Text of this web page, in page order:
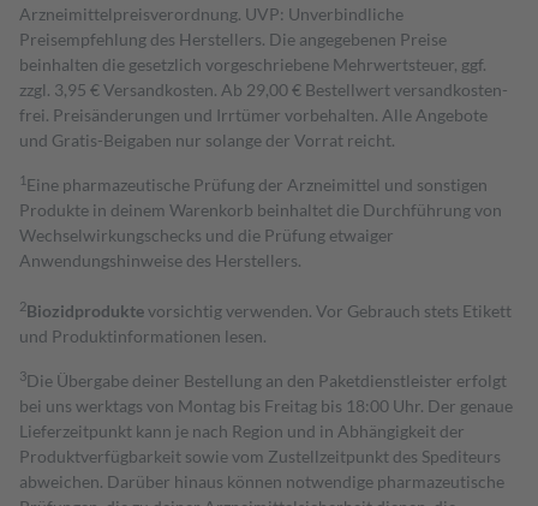
Arzneimittelpreisverordnung. UVP: Unverbindliche
Preisempfehlung des Herstellers. Die angegebenen Preise
beinhalten die gesetzlich vorgeschriebene Mehrwertsteuer, ggf.
zzgl. 3,95 € Versandkosten. Ab 29,00 € Bestell­wert versand­kosten­
frei. Preisänderungen und Irrtümer vorbehalten. Alle Angebote
und Gratis-Beigaben nur solange der Vorrat reicht.
1 Eine pharmazeutische Prüfung der Arzneimittel und sonstigen
Produkte in deinem Warenkorb beinhaltet die Durchführung von
Wechselwirkungschecks und die Prüfung etwaiger
Anwendungshinweise des Herstellers.
2Biozidproduktevorsichtig verwenden. Vor Gebrauch stets Etikett
und Produktinformationen lesen.
3Die Übergabe deiner Bestellung an den Paketdienstleister erfolgt
bei uns werktags von Montag bis Freitag bis 18:00 Uhr. Der genaue
Lieferzeitpunkt kann je nach Region und in Abhängigkeit der
Produktverfügbarkeit sowie vom Zustellzeitpunkt des Spediteurs
abweichen. Darüber hinaus können notwendige pharmazeutische